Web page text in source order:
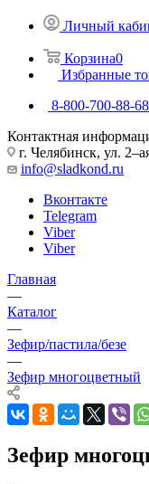
Личный
Корзина0
Избранные
8-800-700-88-68
Контактная
г. Челябинск, ул.
info@sladkond.ru
Вконтакте
Telegram
Viber
Viber
Главная
—
Каталог
—
Зефир/пастила/безе
—
Зефир многоцветный
Зефир